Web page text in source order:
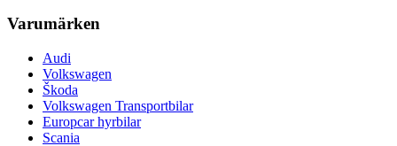
Varumärken
Audi
Volkswagen
Škoda
Volkswagen Transportbilar
Europcar hyrbilar
Scania